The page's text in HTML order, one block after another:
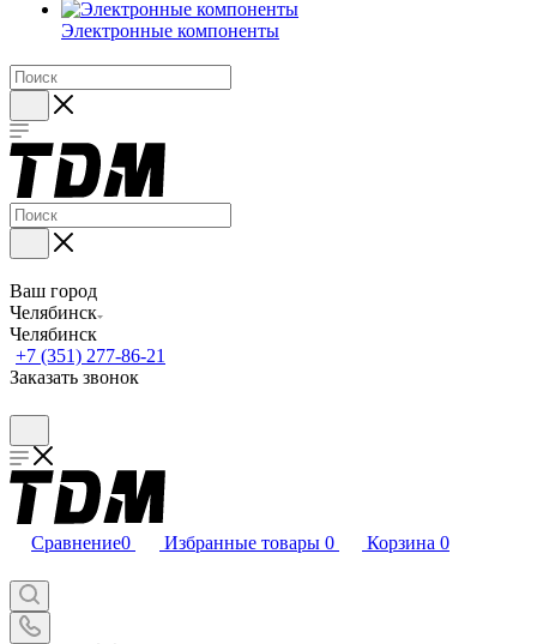
Электронные компоненты
Ваш город
Челябинск
Челябинск
+7 (351) 277-86-21
Заказать звонок
Сравнение0 Избранные товары 0 Корзина 0